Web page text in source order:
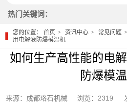
热门关键词：
您的位置：首页 资讯中心 常见问题
用电解液防爆模温机
如何生产高性能的电
防爆模
来源：成都珞石机械 浏览：2319